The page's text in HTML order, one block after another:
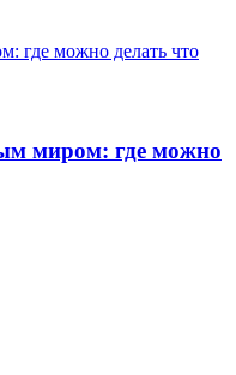
где можно делать что
миром: где можно